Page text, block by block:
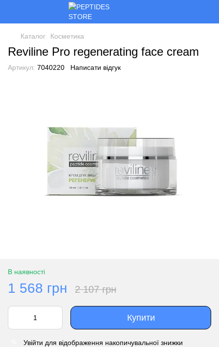
Каталог Косметика
Reviline Pro regenerating face cream
Артикул: 7040220 Написати відгук
В наявності
1 568 грн 2 107 грн
Купити
Увійти для відображення накопичувальної знижки